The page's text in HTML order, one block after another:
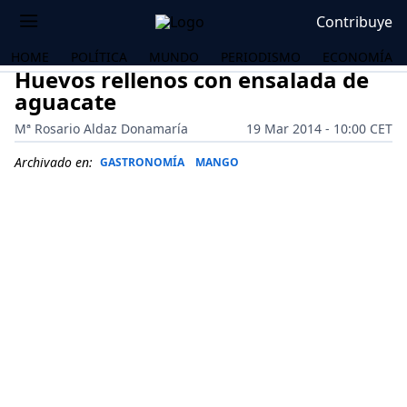
Contribuye
HOME POLÍTICA MUNDO PERIODISMO ECONOMÍA
Huevos rellenos con ensalada de
aguacate
Mª Rosario Aldaz Donamaría
19 Mar 2014 - 10:00 CET
Archivado en: GASTRONOMÍA MANGO